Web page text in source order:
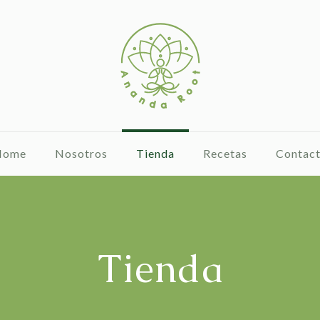
Nosotros Tienda Recetas
Tienda